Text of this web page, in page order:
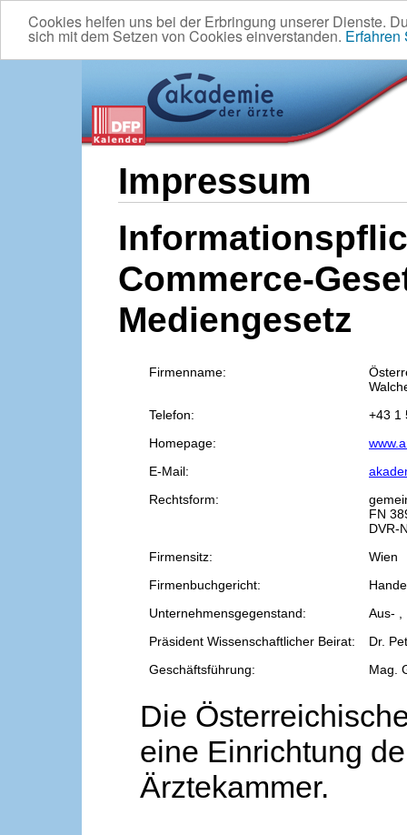
Cookies helfen uns bei der Erbringung unserer Dienste.
sich mit dem Setzen von Cookies einverstanden. Erfahren
Impressum
Commerce-
Mediengesetz
Firmenname:
Telefon:
+43 1
Homepage:
E-Mail:
Rechtsform:
FN
DVR-
Firmensitz:
Wien
Firmenbuchgericht:
Unternehmensgegenstand:
Aus- ,
Präsident Wissenschaftlicher Beirat:
Dr.
Geschäftsführung:
Mag.
Die
eine Einrichtung
Ärztekammer.